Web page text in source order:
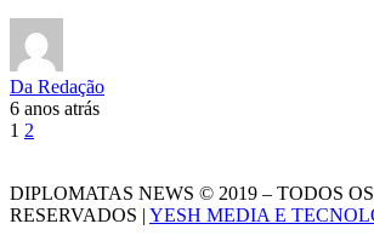
Da Redação
6 anos atrás
1 2
DIPLOMATAS NEWS © 2019 – TODOS
RESERVADOS | YESH MEDIA E